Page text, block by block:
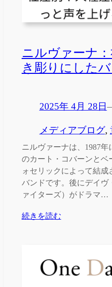
ニルヴァーナ
き彫りにした
2025年 4月 28日
メディアブログ,
ニルヴァーナは、1987
のカート・コバーンとベ
ォセリックによって結成
バンドです。後にデイヴ
ァイターズ）がドラマ…
続きを読む